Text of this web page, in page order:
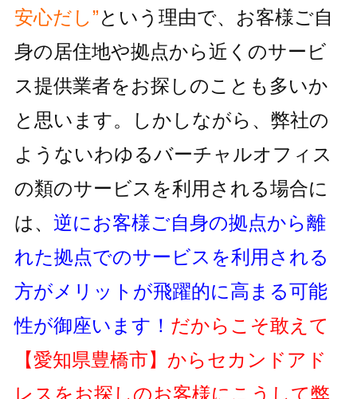
安心だし”という理由で、お客様ご自
身の居住地や拠点から近くのサービ
ス提供業者をお探しのことも多いか
と思います。しかしながら、 弊社の
ようないわゆるバーチャルオフィス
の類のサービスを利用される場合に
は、 逆にお客様ご自身の拠点から離
れた拠点でのサービスを利用される
方がメリットが飛躍的に高まる可能
性が御座います！ だからこそ敢えて
【愛知県豊橋市】 からセカンドアド
レスをお探しのお客様にこうして弊